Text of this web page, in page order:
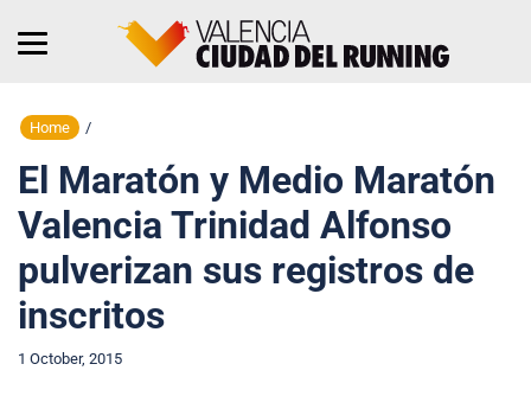
Home /
El Maratón y Medio Maratón
Valencia Trinidad Alfonso
pulverizan sus registros de
inscritos
1 October, 2015